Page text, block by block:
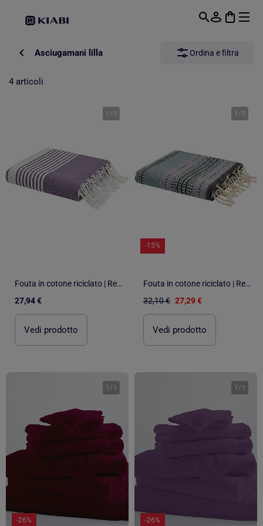
Asciugamani lilla Ordina e filtra
4 articoli
1 / 5
Fouta in cotone riciclato | Reva
27,94 €
Vedi prodotto
1 / 5
-15%
Fouta in cotone riciclato | Reva
32,10 € 27,29 €
Vedi prodotto
1 / 1
-26%
1 / 1
-26%